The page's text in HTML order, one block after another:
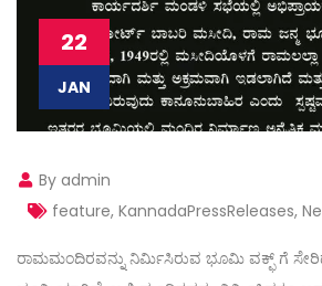
22
JAN
By admin
feature, KannadaPressReleases,
ರಾಮಮಂದಿರವನ್ನು ನಿರ್ಮಿಸಿರುವ ಭೂಮಿ ವಕ್ಫ್ ಗೆ